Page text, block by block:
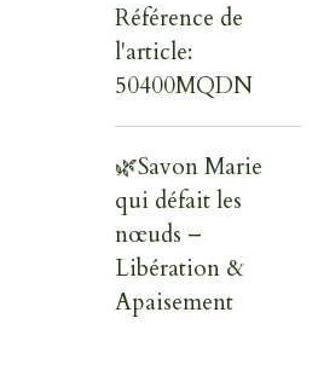
Référence de
l'article:
50400MQDN
🌿Savon Marie
qui défait les
nœuds –
Libération &
Apaisement